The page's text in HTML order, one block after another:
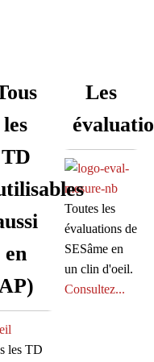
les
TD
en
les TD
Les
Toutes les
évaluations de
SESâme en
un clin d'oeil.
Consultez...